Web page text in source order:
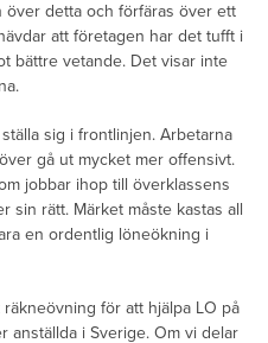
över detta och förfäras över ett
att företagen har det tufft i
bättre vetande. Det visar inte
sig i frontlinjen. Arbetarna
gå ut mycket mer offensivt.
jobbar ihop till överklassens
sin rätt. Märket måste kastas all
en ordentlig löneökning i
för att hjälpa LO på
anställda i Sverige. Om vi delar